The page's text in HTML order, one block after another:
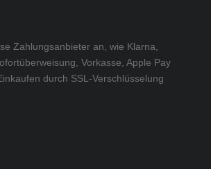
Zahlungsanbieter an, wie Klarna,
Vorkasse, Apple Pay
durch SSL-Verschlüsselung